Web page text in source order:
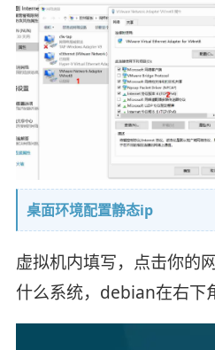
桌面环境配置静态ip
虚拟机内填写，点击你的
什么系统，debian在右下